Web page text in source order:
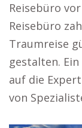
Reisebüro
Reisebüro
Traumreise
gestalten.
auf die
von